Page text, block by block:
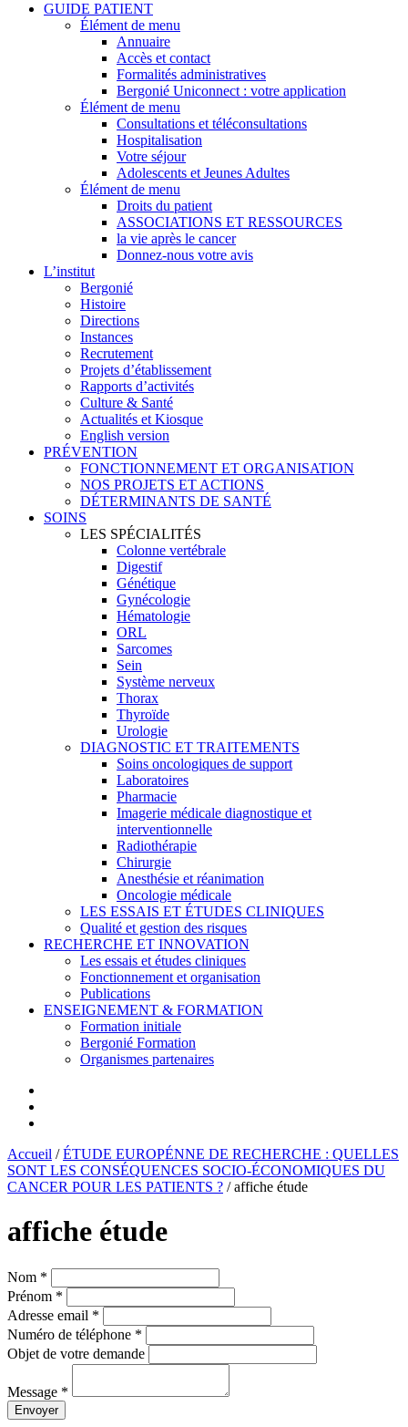
GUIDE PATIENT
Élément de menu
Annuaire
Accès et contact
Formalités administratives
Bergonié Uniconnect : votre application
Élément de menu
Consultations et téléconsultations
Hospitalisation
Votre séjour
Adolescents et Jeunes Adultes
Élément de menu
Droits du patient
ASSOCIATIONS ET RESSOURCES
la vie après le cancer
Donnez-nous votre avis
L’institut
Bergonié
Histoire
Directions
Instances
Recrutement
Projets d’établissement
Rapports d’activités
Culture & Santé
Actualités et Kiosque
English version
PRÉVENTION
FONCTIONNEMENT ET ORGANISATION
NOS PROJETS ET ACTIONS
DÉTERMINANTS DE SANTÉ
SOINS
LES SPÉCIALITÉS
Colonne vertébrale
Digestif
Génétique
Gynécologie
Hématologie
ORL
Sarcomes
Sein
Système nerveux
Thorax
Thyroïde
Urologie
DIAGNOSTIC ET TRAITEMENTS
Soins oncologiques de support
Laboratoires
Pharmacie
Imagerie médicale diagnostique et
interventionnelle
Radiothérapie
Chirurgie
Anesthésie et réanimation
Oncologie médicale
LES ESSAIS ET ÉTUDES CLINIQUES
Qualité et gestion des risques
RECHERCHE ET INNOVATION
Les essais et études cliniques
Fonctionnement et organisation
Publications
ENSEIGNEMENT & FORMATION
Formation initiale
Bergonié Formation
Organismes partenaires
Accueil /ÉTUDE EUROPÉNNE DE RECHERCHE : QUELLES
SONT LES CONSÉQUENCES SOCIO-ÉCONOMIQUES DU
CANCER POUR LES PATIENTS ? /affiche étude
affiche étude
Nom *
Prénom *
Adresse email *
Numéro de téléphone *
Objet de votre demande
Message *
Envoyer